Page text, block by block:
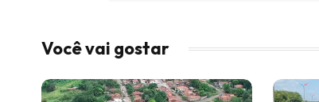
Você vai gostar